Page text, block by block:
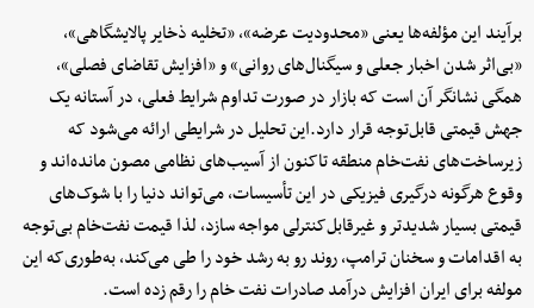
برآیند این مؤلفه‌ها یعنی «محدودیت عرضه»، «تخلیه ذخایر پالایشگاهی»،
«بی‌اثر شدن اخبار جعلی و سیگنال‌های روانی» و «افزایش تقاضای فصلی»،
همگی نشانگر آن است که بازار در صورت تداوم شرایط فعلی، در آستانه یک
جهش قیمتی قابل‌توجه قرار دارد.این تحلیل در شرایطی ارائه می‌شود که
زیرساخت‌های نفت‌خام منطقه تاکنون از آسیب‌های نظامی مصون مانده‌اند و
وقوع هرگونه درگیری فیزیکی در این تأسیسات، می‌تواند دنیا را با شوک‌های
قیمتی بسیار شدیدتر و غیرقابل‌کنترلی مواجه سازد، لذا قیمت نفت‌خام بی‌توجه
به اقدامات و سخنان ترامپ، روند رو به رشد خود را طی می‌کند، به‌طوری‌که این
مولفه برای ایران افزایش درآمد صادرات نفت خام را رقم زده است.